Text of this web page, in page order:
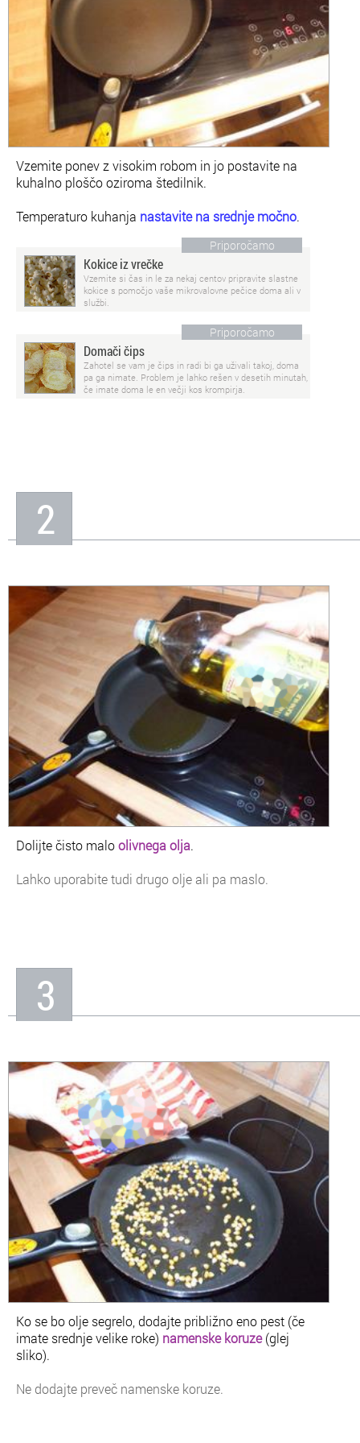
Vzemite ponev z visokim robom in jo postavite na
kuhalno ploščo oziroma štedilnik.
Temperaturo kuhanja nastavite na srednje močno.
Priporočamo
Kokice iz vrečke
Vzemite si čas in le za nekaj centov pripravite slastne
kokice s pomočjo vaše mikrovalovne pečice doma ali v
službi.
Priporočamo
Domači čips
Zahotel se vam je čips in radi bi ga uživali takoj, doma
pa ga nimate. Problem je lahko rešen v desetih minutah,
če imate doma le en večji kos krompirja.
2
Dolijte čisto maloolivnega olja.
Lahko uporabite tudi drugo olje ali pa maslo.
3
Ko se bo olje segrelo, dodajte približno eno pest (če
imate srednje velike roke) namenske koruze(glej
sliko).
Ne dodajte preveč namenske koruze.